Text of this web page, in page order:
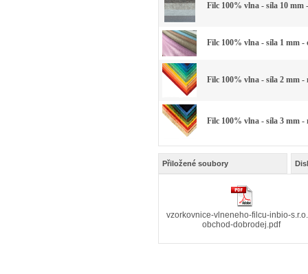
Filc 100% vlna - síla 10 mm
Filc 100% vlna - síla 1 mm
Filc 100% vlna - síla 2 mm -
Filc 100% vlna - síla 3 mm -
Přiložené soubory
vzorkovnice-vlneneho-filcu-inbio-
obchod-dobrodej.pdf